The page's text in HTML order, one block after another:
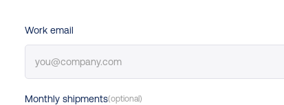
Work email
Monthly shipments(optional)